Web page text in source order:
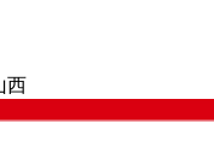
西